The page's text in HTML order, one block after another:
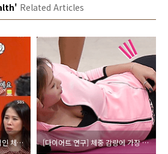
Related Articles
다이어트 실패 원인과 효과적인 체중 감량 방법 [다이어트 연구] 체중 감량에 가장 효과적인 요요없는 식이요법과 저강도 유산소 운동시 칼로리 소모에 대한 연구 (feat.가민 비보스마트3 심박계)